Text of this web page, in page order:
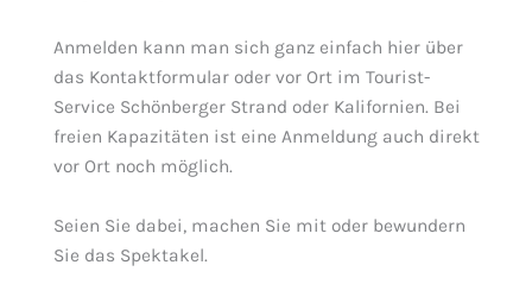
Anmelden kann man sich ganz einfach hier über
das Kontaktformular oder vor Ort im Tourist-
Service Schönberger Strand oder Kalifornien. Bei
freien Kapazitäten ist eine Anmeldung auch direkt
vor Ort noch möglich.
Seien Sie dabei, machen Sie mit oder bewundern
Sie das Spektakel.